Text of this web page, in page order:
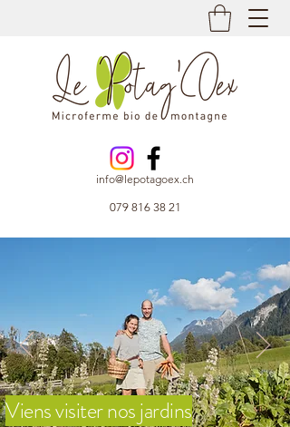
info@lepotagoex.ch
079 816 38 21
Viens visiter nos jardins​​